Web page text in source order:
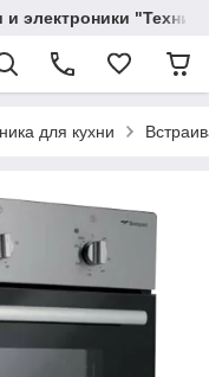
и электроники
для кухни